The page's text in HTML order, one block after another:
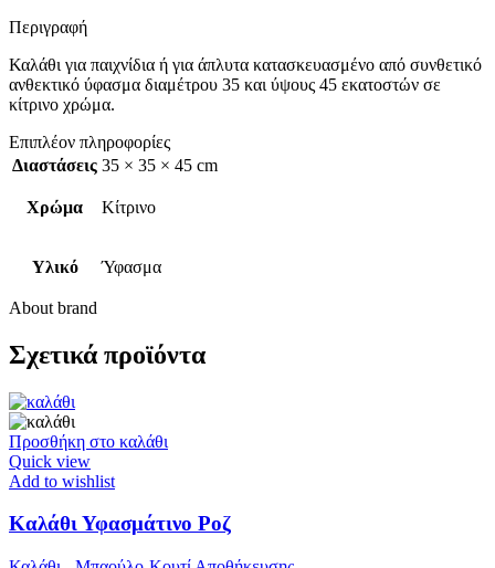
Περιγραφή
Καλάθι για παιχνίδια ή για άπλυτα κατασκευασμένο από συνθετικό
ανθεκτικό ύφασμα διαμέτρου 35 και ύψους 45 εκατοστών σε
κίτρινο χρώμα.
Επιπλέον πληροφορίες
Διαστάσεις 35 × 35 × 45 cm
Χρώμα Κίτρινο
Υλικό Ύφασμα
About brand
Σχετικά προϊόντα
Προσθήκη στο καλάθι
Quick view
Add to wishlist
Καλάθι Υφασμάτινο Ροζ